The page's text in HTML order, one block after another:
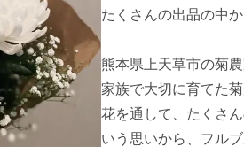
たくさんの出品の中
熊本県上天草市の菊農
家族で大切に育てた
花を通して、たくさ
いう思いから、フル